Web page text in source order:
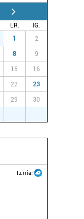
LR.
IG.
1 2
8 9
15 16
22 23
29 30
Iturria: